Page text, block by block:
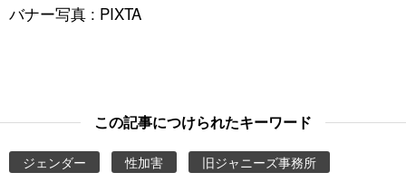
バナー写真 : PIXTA
この記事につけられたキーワード
ジェンダー 性加害 旧ジャニーズ事務所